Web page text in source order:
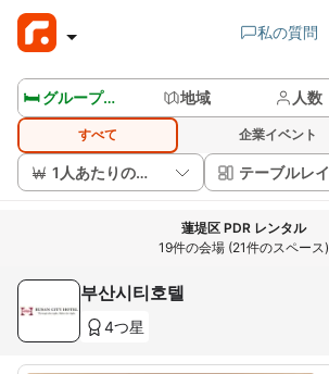
私の質問
🛏️ グループルームを見る 地域 人数
すべて 企業イベント
1人あたりの価格
蓮堤区 PDR レンタル
19件の会場 (21件のスペース)
부산시티호텔
4つ星